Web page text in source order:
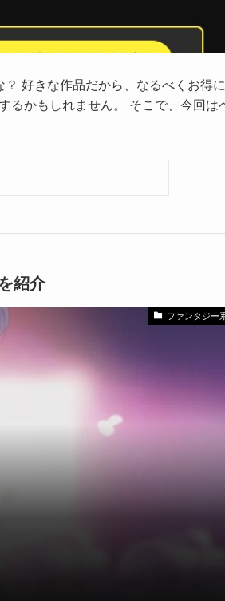
好きな作品だから、なるべくお得に
るかもしれません。 そこで、今回は
紹介
ファンタジー